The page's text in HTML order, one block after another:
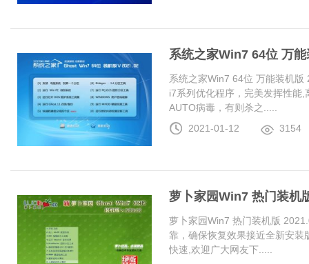
系统之家Win7 64位 万
系统之家Win7 64位 万能装机
i7系列优化程序，完美发挥性能
AUTO病毒，有则杀之.....
2021-01-12
3154
萝卜家园Win7 热门装机
萝卜家园Win7 热门装机版
靠，确保恢复效果接近全新安
快速,欢迎广大网友下.....